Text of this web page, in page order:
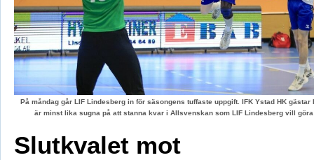
På måndag går LIF Lindesberg in för säsongens tuffaste uppgift. IFK Ystad HK gästar
är minst lika sugna på att stanna kvar i Allsvenskan som LIF Lindesberg vill
Slutkvalet mot